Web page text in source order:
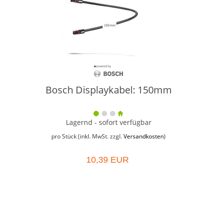
Bosch Displaykabel: 150mm
Lagernd - sofort verfügbar
pro Stück (inkl. MwSt. zzgl. Versandkosten)
10,39 EUR